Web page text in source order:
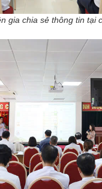
gia chia sẻ thông tin tại